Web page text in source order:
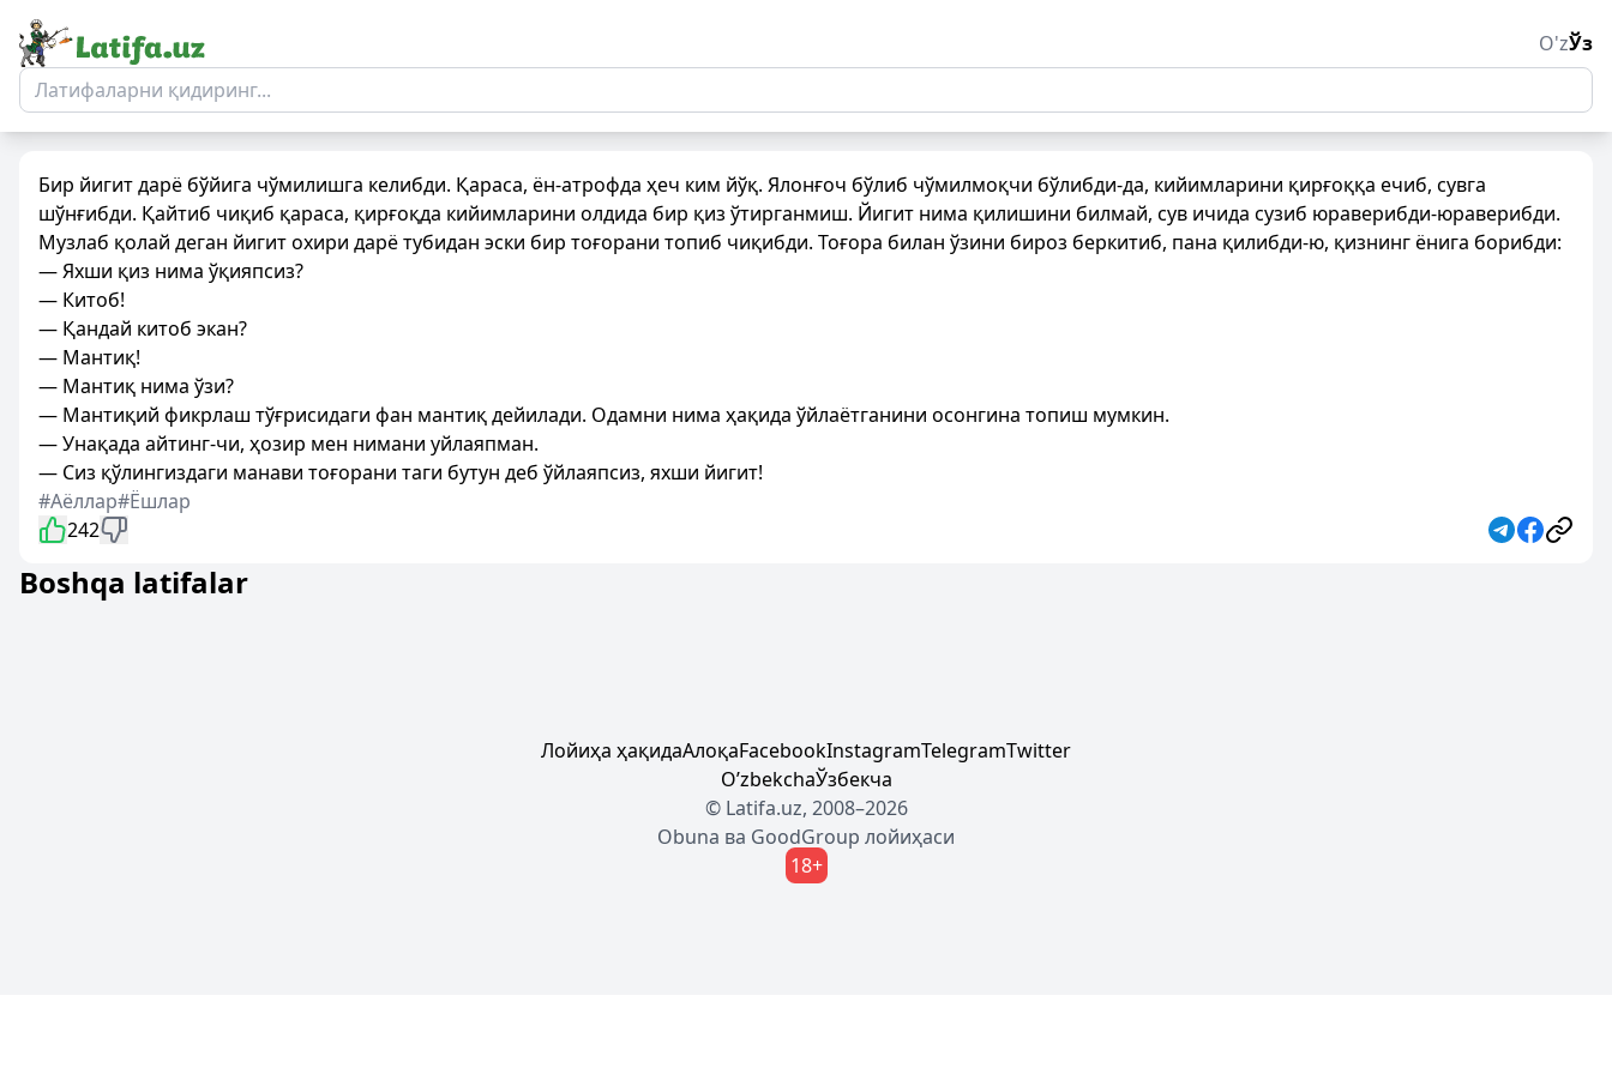
O'zЎз
Бир йигит дарё бўйига чўмилишга келибди. Қараса, ён-атрофда ҳеч ким йўқ. Ялонғоч бўлиб чўмилмоқчи бўлибди-да, кийимларини қирғоққа ечиб, сувга
шўнғибди. Қайтиб чиқиб қараса, қирғоқда кийимларини олдида бир қиз ўтирганмиш. Йигит нима қилишини билмай, сув ичида сузиб юраверибди-юраверибди.
Музлаб қолай деган йигит охири дарё тубидан эски бир тоғорани топиб чиқибди. Тоғора билан ўзини бироз беркитиб, пана қилибди-ю, қизнинг ёнига борибди:
— Яхши қиз нима ўқияпсиз?
— Китоб!
— Қандай китоб экан?
— Мантиқ!
— Мантиқ нима ўзи?
— Мантиқий фикрлаш тўғрисидаги фан мантиқ дейилади. Одамни нима ҳақида ўйлаётганини осонгина топиш мумкин.
— Унақада айтинг-чи, ҳозир мен нимани уйлаяпман.
— Сиз қўлингиздаги манави тоғорани таги бутун деб ўйлаяпсиз, яхши йигит!
#Аёллар#Ёшлар
242
Boshqa latifalar
Лойиҳа ҳақидаАлоқаFacebookInstagramTelegramTwitter
OʼzbekchaЎзбекча
© Latifa.uz, 2008–2026
Obuna ва GoodGroup лойиҳаси
18+